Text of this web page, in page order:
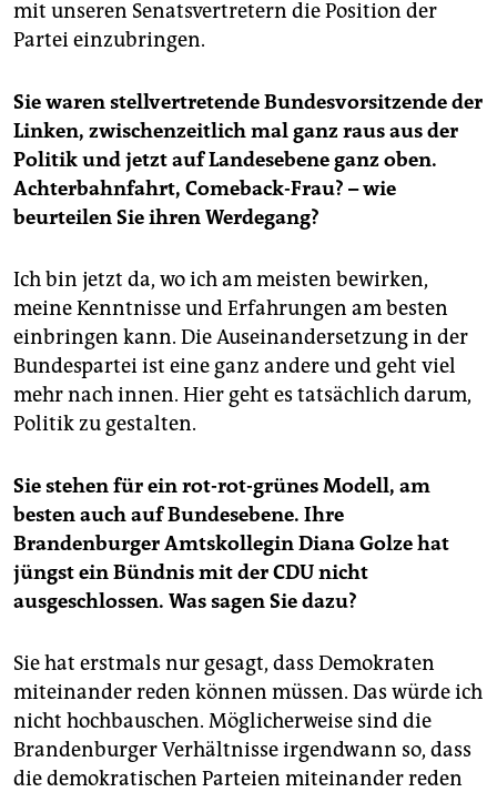
mit unseren Senatsvertretern die Position der
Partei einzubringen.
Sie waren stellvertretende Bundesvorsitzende der
Linken, zwischenzeitlich mal ganz raus aus der
Politik und jetzt auf Landesebene ganz oben.
Achterbahnfahrt, Comeback-Frau? – wie
beurteilen Sie ihren Werdegang?
Ich bin jetzt da, wo ich am meisten bewirken,
meine Kenntnisse und Erfahrungen am besten
einbringen kann. Die Auseinandersetzung in der
Bundespartei ist eine ganz andere und geht viel
mehr nach innen. Hier geht es tatsächlich darum,
Politik zu gestalten.
Sie stehen für ein rot-rot-grünes Modell, am
besten auch auf Bundesebene. Ihre
Brandenburger Amtskollegin Diana Golze hat
jüngst ein Bündnis mit der CDU nicht
ausgeschlossen. Was sagen Sie dazu?
Sie hat erstmals nur gesagt, dass Demokraten
miteinander reden können müssen. Das würde ich
nicht hochbauschen. Möglicherweise sind die
Brandenburger Verhältnisse irgendwann so, dass
die demokratischen Parteien miteinander reden